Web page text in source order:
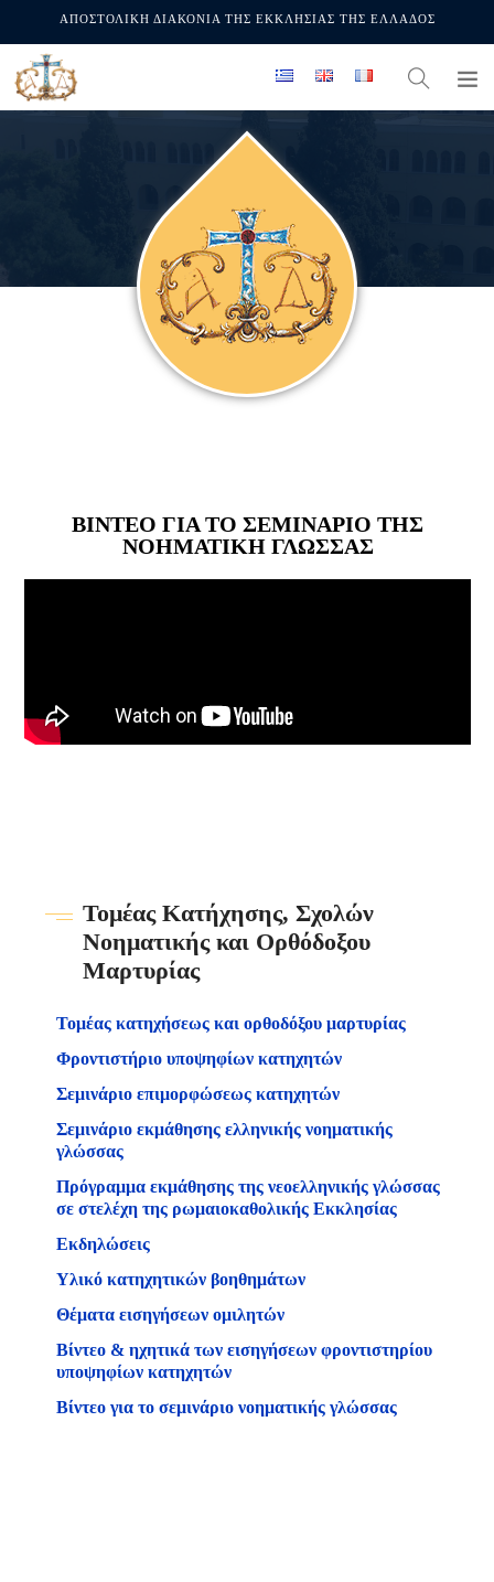
ΑΠΟΣΤΟΛΙΚΗ ΔΙΑΚΟΝΙΑ ΤΗΣ ΕΚΚΛΗΣΙΑΣ ΤΗΣ ΕΛΛΑΔΟΣ
ΒΙΝΤΕΟ ΓΙΑ ΤΟ ΣΕΜΙΝΑΡΙΟ ΤΗΣ
ΝΟΗΜΑΤΙΚΗ ΓΛΩΣΣΑΣ
Τομέας Κατήχησης, Σχολών
Νοηματικής και Ορθόδοξου
Μαρτυρίας
Τομέας κατηχήσεως και ορθοδόξου μαρτυρίας
Φροντιστήριο υποψηφίων κατηχητών
Σεμινάριο επιμορφώσεως κατηχητών
Σεμινάριο εκμάθησης ελληνικής νοηματικής
γλώσσας
Πρόγραμμα εκμάθησης της νεοελληνικής γλώσσας
σε στελέχη της ρωμαιοκαθολικής Εκκλησίας
Εκδηλώσεις
Υλικό κατηχητικών βοηθημάτων
Θέματα εισηγήσεων ομιλητών
Βίντεο & ηχητικά των εισηγήσεων φροντιστηρίου
υποψηφίων κατηχητών
Βίντεο για το σεμινάριο νοηματικής γλώσσας